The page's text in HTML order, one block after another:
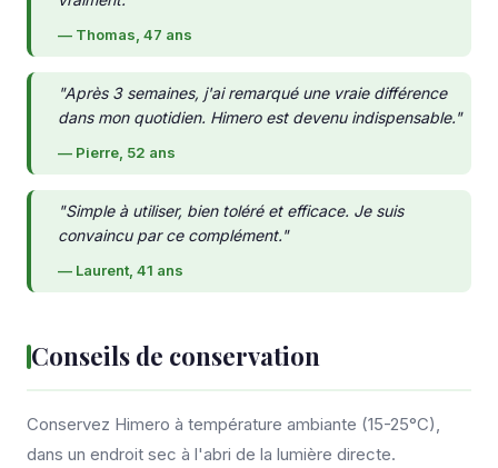
— Thomas, 47 ans
"Après 3 semaines, j'ai remarqué une vraie différence
dans mon quotidien. Himero est devenu indispensable."
— Pierre, 52 ans
"Simple à utiliser, bien toléré et efficace. Je suis
convaincu par ce complément."
— Laurent, 41 ans
Conseils de conservation
Conservez Himero à température ambiante (15-25°C),
dans un endroit sec à l'abri de la lumière directe.